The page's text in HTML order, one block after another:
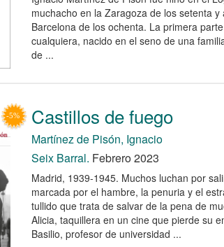
muchacho en la Zaragoza de los setenta
Barcelona de los ochenta. La primera
cualquiera, nacido en el seno de una
de ...
Castillos de fuego
Martínez de Pisón, Ignacio
Seix Barral. Febrero 2023
Madrid, 1939-1945. Muchos luchan por
marcada por el hambre, la penuria y el
tullido que trata de salvar de la pena de
Alicia, taquillera en un cine que pierde su
Basilio, profesor de universidad ...